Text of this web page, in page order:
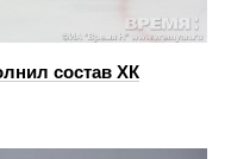
состав ХК